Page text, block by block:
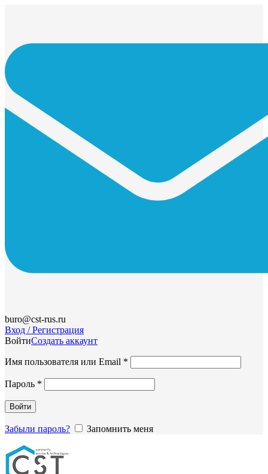
buro@cst-rus.ru
Вход / Регистрация
ВойтиСоздать аккаунт
Имя пользователя или Email *
Пароль *
Войти
Забыли пароль? Запомнить меня